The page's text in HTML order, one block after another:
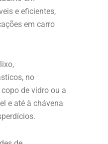
e eficientes,
em carro
no
de vidro ou a
e até à chávena